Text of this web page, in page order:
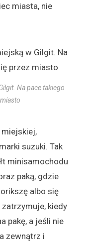
miasta, nie
Na pace takiego
suzuki. Tak
minisamochodu
paką, gdzie
albo się
kiedy
pakę, a jeśli nie
zewnątrz i